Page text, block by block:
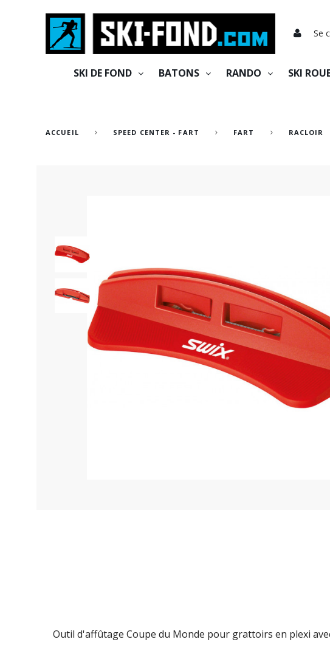
Se
SKI DE FOND BATONS RANDO SKI
ACCUEIL SPEED CENTER - FART FART RACLOIR
Outil d'affûtage Coupe du Monde pour grattoirs en plexi